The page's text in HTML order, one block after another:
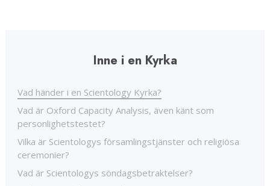
Inne i en Kyrka
Vad händer i en Scientology Kyrka?
Vad är Oxford Capacity Analysis, även känt som
personlighetstestet?
Vilka är Scientologys församlingstjänster och religiösa
ceremonier?
Vad är Scientologys söndagsbetraktelser?